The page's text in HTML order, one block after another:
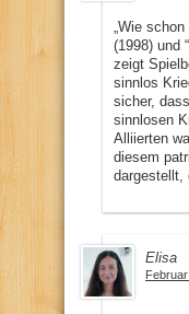
„Wie
(1998) und
zeigt
sinnlos
sicher,
sinnlosen
Alliierten
diesem
dargestellt,
Elisa